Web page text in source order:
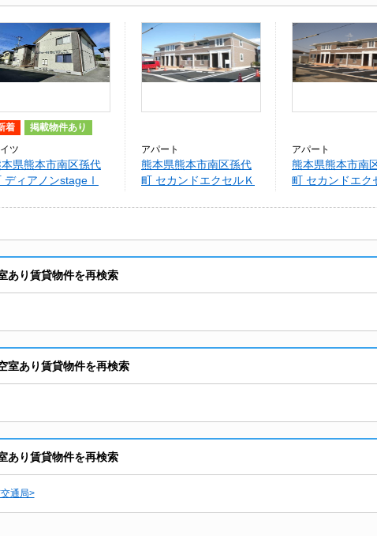
着 掲載物件あり
ツ
県熊本市南区孫代
ディアノンstageⅠ
アパート
熊本県熊本市南区孫代
町 セカンドエクセルＫ
アパート
熊本県熊本市南
町 セカンドエク
あり賃貸物件を再検索
あり賃貸物件を再検索
あり賃貸物件を再検索
通局>